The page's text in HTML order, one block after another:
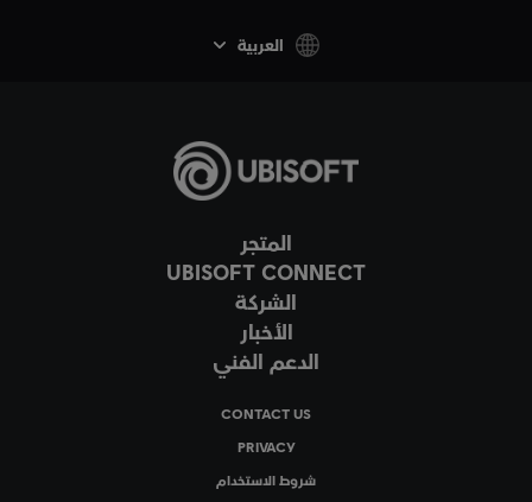
المتجر
UBISOFT CONNECT
الشركة
الأخبار
الدعم الفني
CONTACT US
PRIVACY
شروط الاستخدام
العربية